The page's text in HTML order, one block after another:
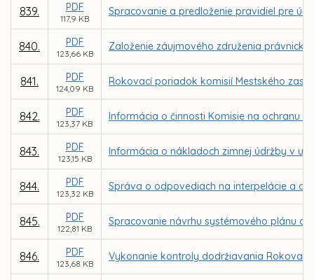
839. PDF
117,9 KB
Spracovanie a predloženie pravidiel pre
840. PDF
123,66 KB
Založenie záujmového združenia
841. PDF
124,09 KB
Rokovací poriadok komisií Mestského
842. PDF
123,37 KB
Informácia o činnosti Komisie na ochranu
843. PDF
123,15 KB
Informácia o nákladoch zimnej údržby v
844. PDF
123,32 KB
Správa o odpovediach na interpelácie a
845. PDF
122,81 KB
Spracovanie návrhu systémového plánu
846. PDF
123,68 KB
Vykonanie kontroly dodržiavania